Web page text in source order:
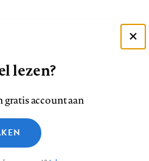
YouTube
Privacy
vragen verdienen
antwoorden
lezen?
gratis account aan